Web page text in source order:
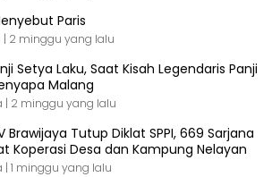
Paris
| 2 minggu yang lalu
Setya Laku, Saat Kisah Legendaris Panji
Malang
| 2 minggu yang lalu
Brawijaya Tutup Diklat SPPI, 669 Sarjana
Koperasi Desa dan Kampung Nelayan
| 1 minggu yang lalu